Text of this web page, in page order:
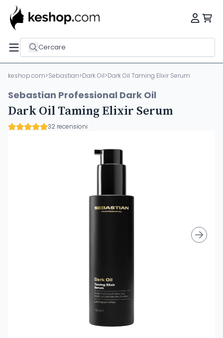
Cercare
keshop.com>Sebastian>Dark Oil>Dark Oil Taming Elixir Serum
Sebastian Professional Dark Oil
Dark Oil Taming Elixir Serum
32 recensioni